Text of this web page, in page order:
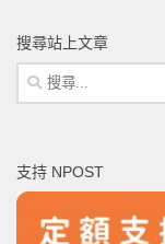
搜尋站上文章
搜
尋
字:
支持 NPOST